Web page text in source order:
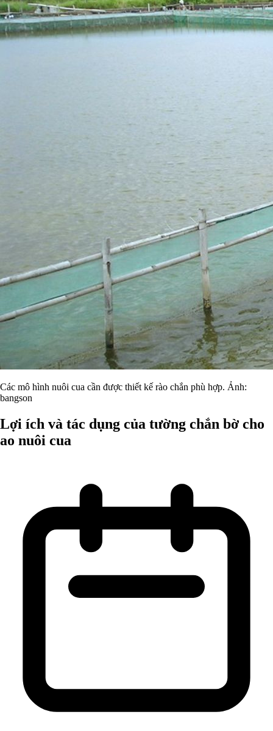
Các mô hình nuôi cua cần được thiết kế rào chắn phù hợp. Ảnh:
bangson
Lợi ích và tác dụng của tường chắn bờ cho
ao nuôi cua